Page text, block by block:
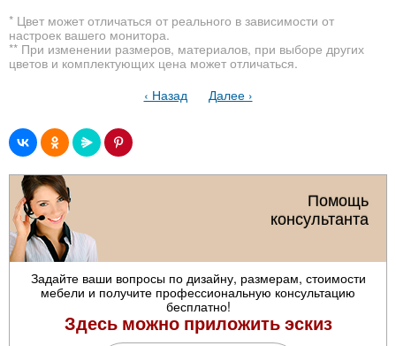
* Цвет может отличаться от реального в зависимости от
настроек вашего монитора.
** При изменении размеров, материалов, при выборе других
цветов и комплектующих цена может отличаться.
‹ Назад
Далее ›
Помощь
консультанта
Задайте ваши вопросы по дизайну, размерам, стоимости
мебели и получите профессиональную консультацию
бесплатно!
Здесь можно приложить эскиз